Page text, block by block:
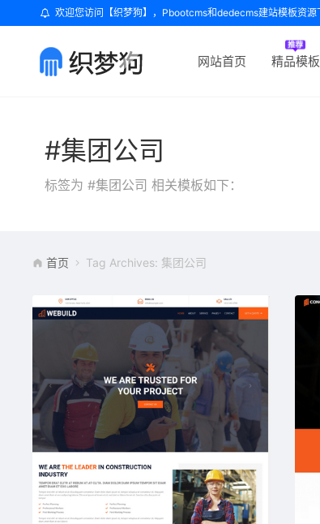
欢迎您访问【织梦狗】，Pbootcms和dedecms建站模板资源
网站首页 精品模板
#集团公司
标签为 #集团公司 相关模板如下：
首页 Tag Archives: 集团公司